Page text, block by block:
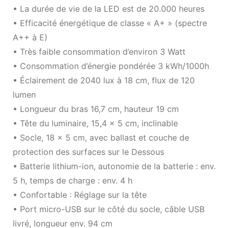
• La durée de vie de la LED est de 20.000 heures
• Efficacité énergétique de classe « A+ » (spectre
A++ à E)
• Très faible consommation d’environ 3 Watt
• Consommation d’énergie pondérée 3 kWh/1000h
• Éclairement de 2040 lux à 18 cm, flux de 120
lumen
• Longueur du bras 16,7 cm, hauteur 19 cm
• Tête du luminaire, 15,4 x 5 cm, inclinable
• Socle, 18 x 5 cm, avec ballast et couche de
protection des surfaces sur le Dessous
• Batterie lithium-ion, autonomie de la batterie : env.
5 h, temps de charge : env. 4 h
• Confortable : Réglage sur la tête
• Port micro-USB sur le côté du socle, câble USB
livré, longueur env. 94 cm